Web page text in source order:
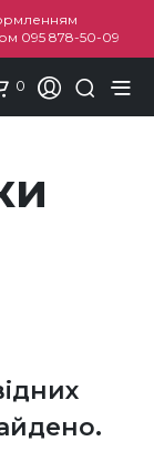
095 878-50-09
0